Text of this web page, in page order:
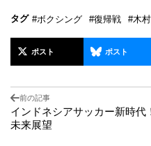
タグ #ボクシング #復帰戦 #木
ポスト ポスト
前の記事
インドネシアサッカー新時代
未来展望